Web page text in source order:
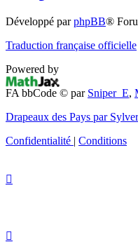
(S’ouvre
nouvel
Développé parphpBB®
Traduction française officielle
Powered by
FA bbCode © par Sniper_E,
Drapeaux des Pays par
Confidentialité | Conditions